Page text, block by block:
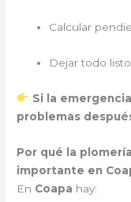
Calcular
Dejar todo
Si la
problemas
Por qué la
importante en
En Coapa hay: